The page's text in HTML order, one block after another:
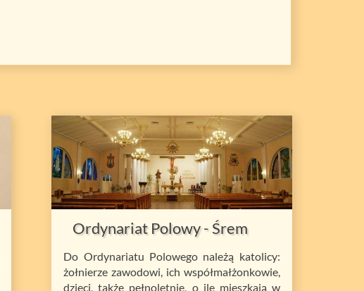
Ordynariat Polowy - Śrem
Do Ordynariatu Polowego należą katolicy:
żołnierze zawodowi, ich współmałżonkowie,
dzieci, także pełnoletnie, o ile mieszkają w